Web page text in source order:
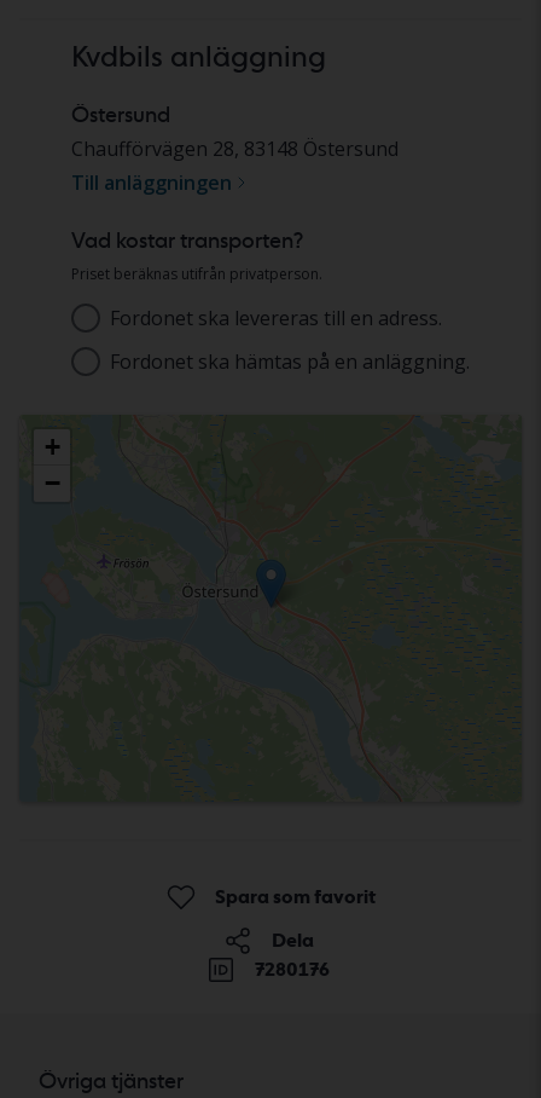
Kvdbils anläggning
Östersund
Chaufförvägen 28, 83148 Östersund
Till anläggningen
Vad kostar transporten?
Priset beräknas utifrån privatperson.
Fordonet ska levereras till en adress.
Adress
Fordonet ska hämtas på en anläggning.
Välj anläggning
+
−
Spara som favorit
Dela
7280176
Övriga tjänster